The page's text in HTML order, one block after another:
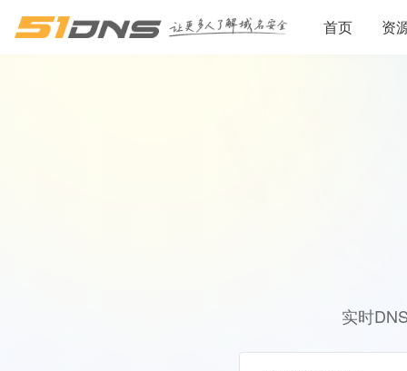
首页 资
实时